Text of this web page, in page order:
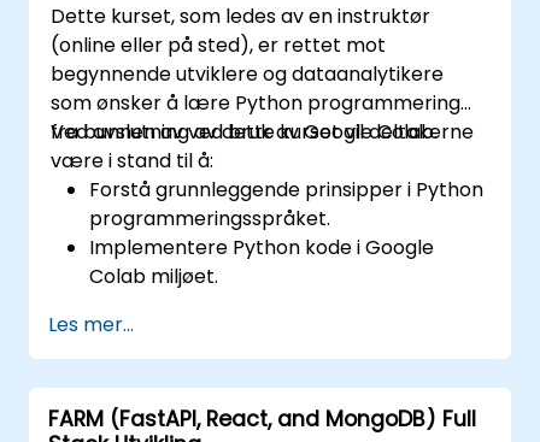
Dette kurset, som ledes av en instruktør
(online eller på sted), er rettet mot
begynnende utviklere og dataanalytikere
som ønsker å lære Python programmering
fra bunnen av ved bruk av Google Colab.
Ved avslutning av dette kurset vil deltakerne
være i stand til å:
Forstå grunnleggende prinsipper i Python
programmeringsspråket.
Implementere Python kode i Google
Colab miljøet.
flyten i et Python program.
Opprette funksjoner for å organisere og
gjenbruke kode effektivt.
Utforske og bruke grunnleggende
Les mer...
FARM (FastAPI, React, and MongoDB) Full